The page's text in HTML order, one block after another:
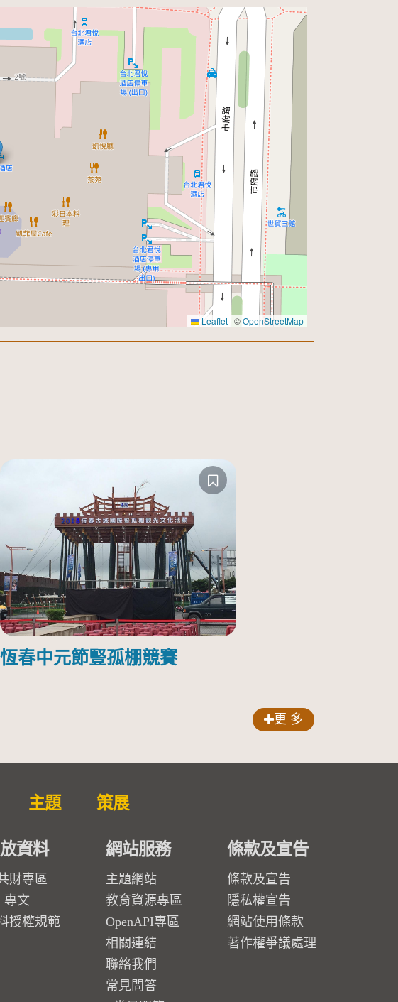
Leaflet | ©OpenStreetMap
恆春中元節豎孤棚競賽
更 多
主題 策展
資料
財專區
專文
授權規範
網站服務
主題網站
教育資源專區
OpenAPI專區
相關連結
聯絡我們
常見問答
條款及宣告
條款及宣告
隱私權宣告
網站使用條款
著作權爭議處理